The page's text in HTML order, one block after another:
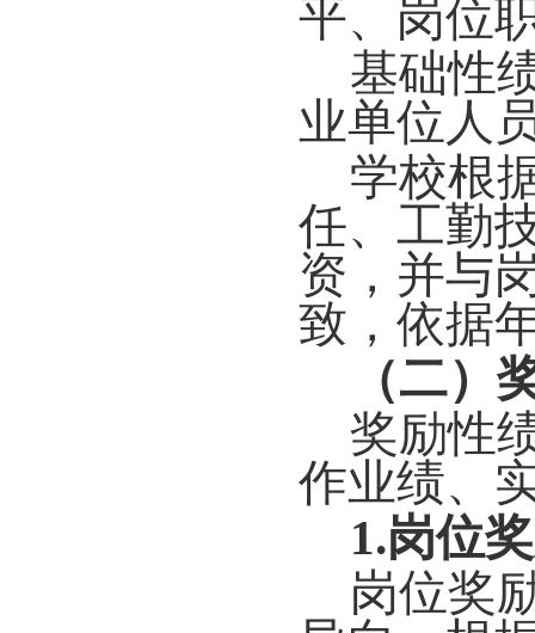
平、岗位
基础性
业单位人
学校根
任、工勤
资，并与
致，依据
（二）
奖励性
作业绩、
1.岗位
岗位奖